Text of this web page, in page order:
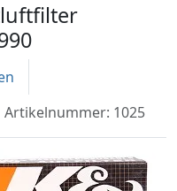
Artikelnummer: 1025